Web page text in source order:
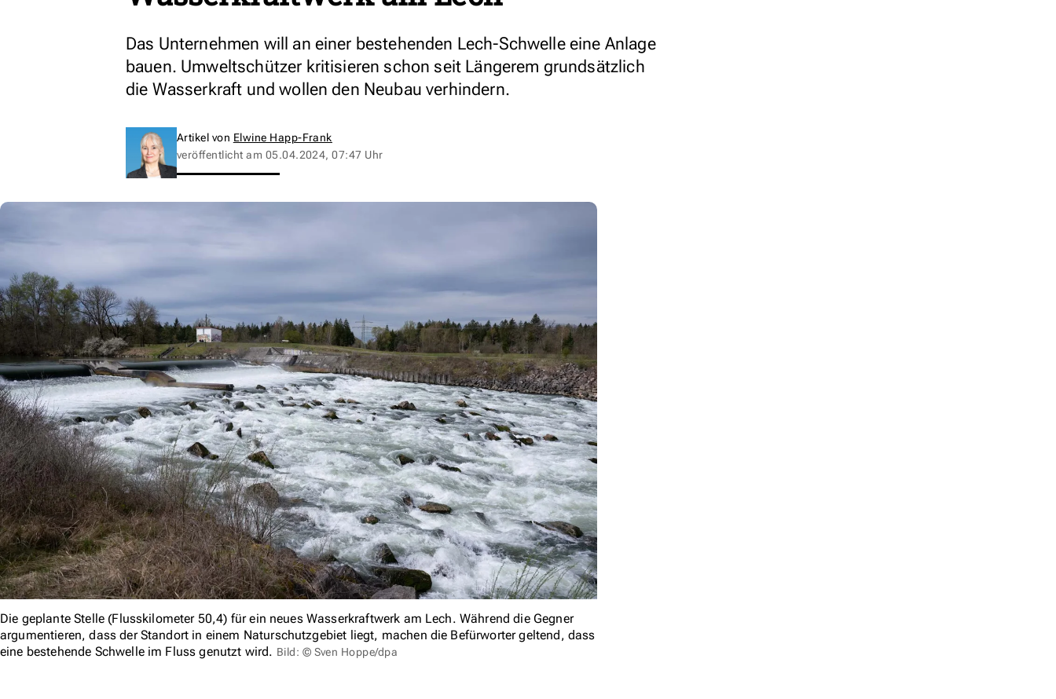
Das Unternehmen will an einer bestehenden Lech-Schwelle eine Anlage
bauen. Umweltschützer kritisieren schon seit Längerem grundsätzlich
die Wasserkraft und wollen den Neubau verhindern.
Artikel von Elwine Happ-Frank
veröffentlicht am 05.04.2024, 07:47 Uhr
Die geplante Stelle (Flusskilometer 50,4) für ein neues Wasserkraftwerk am Lech. Während die Gegner
argumentieren, dass der Standort in einem Naturschutzgebiet liegt, machen die Befürworter geltend, dass
eine bestehende Schwelle im Fluss genutzt wird. Bild: © Sven Hoppe/dpa